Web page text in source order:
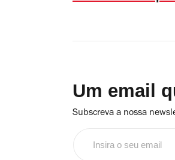
Um email
Subscreva a nossa